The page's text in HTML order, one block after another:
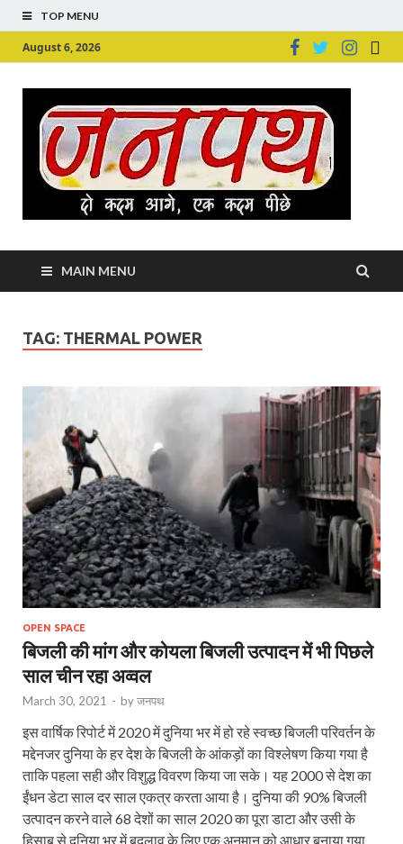
TOP MENU
August 6, 2026
MAIN MENU
TAG: THERMAL POWER
OPEN SPACE
बिजली की मांग और कोयला बिजली उत्पादन में भी पिछले
साल चीन रहा अव्वल
March 30, 2021 - byजनपथ
इस वार्षिक रिपोर्ट में 2020 में दुनिया भर में हो रहे स्वच्छ बिजली परिवर्तन के
मद्देनजर दुनिया के हर देश के बिजली के आंकड़ों का विश्लेषण किया गया है
ताकि पहला सही और विशुद्ध विवरण किया जा सके। यह 2000 से देश का
ईंधन डेटा साल दर साल एकत्र करता आया है। दुनिया की 90% बिजली
उत्पादन करने वाले 68 देशों का साल 2020 का पूरा डाटा और उसी के
हिसाब से दुनिया भर में बदलाव के लिए एक अनुमान को आधार बनाया गया